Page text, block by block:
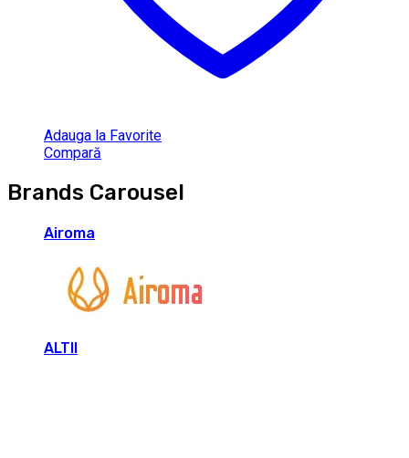
Adauga la Favorite
Compară
Brands Carousel
Airoma
ALTII